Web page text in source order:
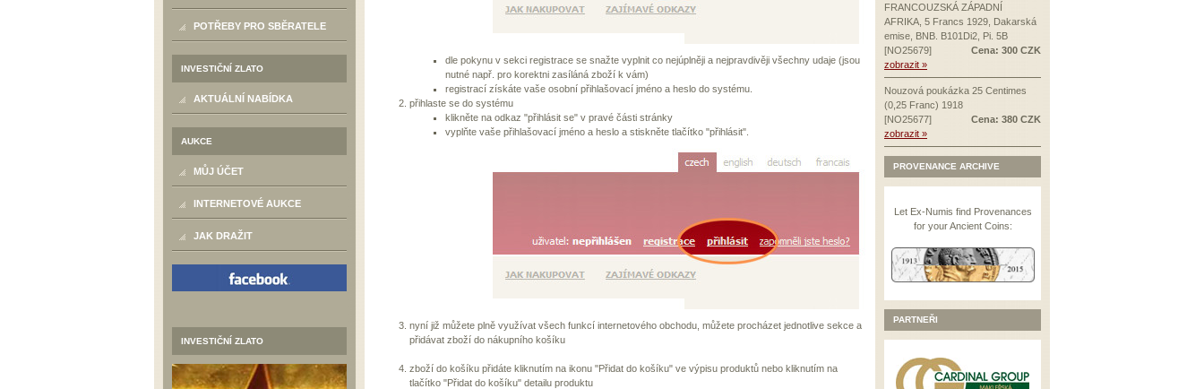
POTŘEBY PRO SBĚRATELE
INVESTIČNÍ ZLATO
AKTUÁLNÍ NABÍDKA
AUKCE
MŮJ ÚČET
INTERNETOVÉ AUKCE
JAK DRAŽIT
INVESTIČNÍ ZLATO
dle pokynu v sekci registrace se snažte vyplnit co nejúplněji a nejpravdivěji všechny udaje (jsou
nutné např. pro korektni zasíláná zboží k vám)
registrací získáte vaše osobní přihlašovací jméno a heslo do systému.
přihlaste se do systému
klikněte na odkaz "přihlásit se" v pravé části stránky
vyplňte vaše přihlašovací jméno a heslo a stiskněte tlačítko "přihlásit".
nyní již můžete plně využívat všech funkcí internetového obchodu, můžete procházet jednotlive sekce a
přidávat zboží do nákupního košíku
zboží do košíku přidáte kliknutím na ikonu "Přidat do košíku" ve výpisu produktů nebo kliknutím na
tlačítko "Přidat do košíku" detailu produktu
FRANCOUZSKÁ ZÁPADNÍ
AFRIKA, 5 Francs 1929, Dakarská
emise, BNB. B101Di2, Pi. 5B
Cena: 300 CZK
[NO25679]
zobrazit »
Nouzová poukázka 25 Centimes
(0,25 Franc) 1918
Cena: 380 CZK
[NO25677]
zobrazit »
PROVENANCE ARCHIVE
Let Ex-Numis find Provenances
for your Ancient Coins:
PARTNEŘI